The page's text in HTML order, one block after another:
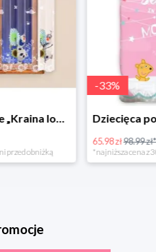
Firanka 4Home „Kraina lodu” (Frozen)
przed obniżką
-33%
65.98 zł98.99 zł*
*najniższa cena z